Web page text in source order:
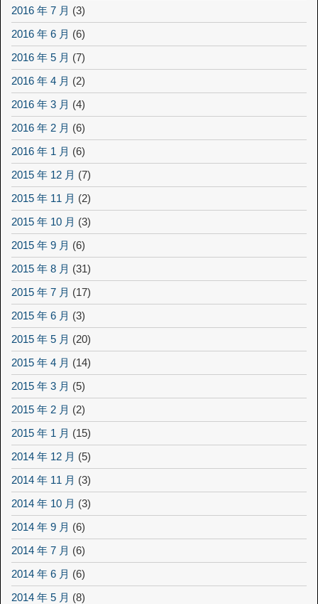
2016 年 7 月 (3)
2016 年 6 月 (6)
2016 年 5 月 (7)
2016 年 4 月 (2)
2016 年 3 月 (4)
2016 年 2 月 (6)
2016 年 1 月 (6)
2015 年 12 月 (7)
2015 年 11 月 (2)
2015 年 10 月 (3)
2015 年 9 月 (6)
2015 年 8 月 (31)
2015 年 7 月 (17)
2015 年 6 月 (3)
2015 年 5 月 (20)
2015 年 4 月 (14)
2015 年 3 月 (5)
2015 年 2 月 (2)
2015 年 1 月 (15)
2014 年 12 月 (5)
2014 年 11 月 (3)
2014 年 10 月 (3)
2014 年 9 月 (6)
2014 年 7 月 (6)
2014 年 6 月 (6)
2014 年 5 月 (8)